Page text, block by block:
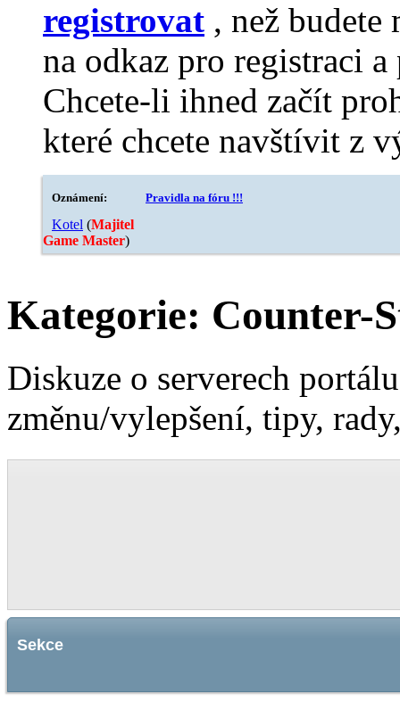
registrovat , než
na odkaz pro registraci
Chcete-li ihned začít
které chcete navštívit z
Oznámení: Pravidla na fóru !!!
Kotel ‎(Majitel
Game Master)
Kategorie: Counter-
Diskuze o serverech
změnu/vylepšení, tipy,
Sekce